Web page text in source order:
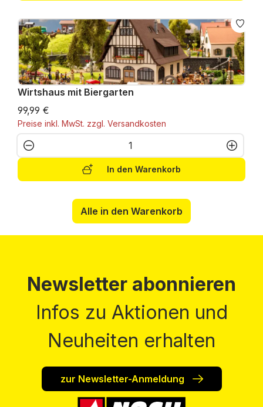
Wirtshaus mit Biergarten
99,99 €
Preise inkl. MwSt. zzgl. Versandkosten
Produkt Anzahl: Gib den
In den Warenkorb
Alle in den Warenkorb
Newsletter abonnieren
Infos zu Aktionen und
Neuheiten erhalten
zur Newsletter-Anmeldung